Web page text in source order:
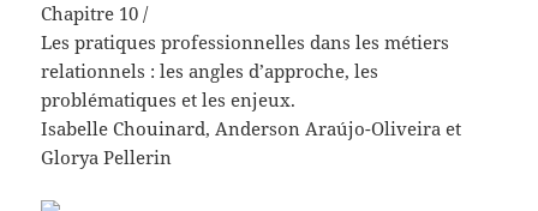
Chapitre 10 /
Les pratiques professionnelles dans les métiers
relationnels : les angles d’approche, les
problématiques et les enjeux.
Isabelle Chouinard, Anderson Araújo-Oliveira et
Glorya Pellerin